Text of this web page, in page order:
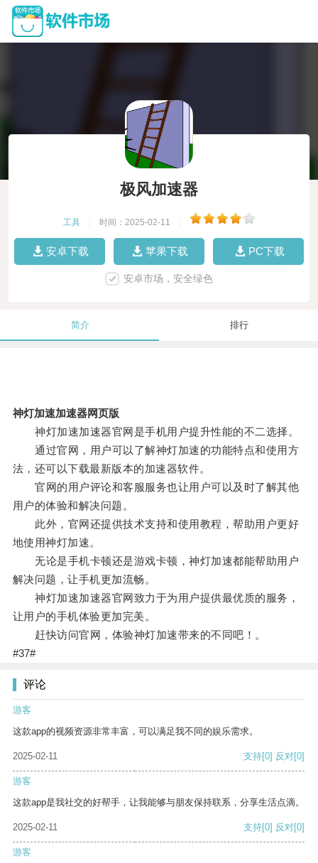
极风加速器
工具 时间：2025-02-11
安卓下载 苹果下载 PC下载
安卓市场，安全绿色
简介 排行
神灯加速加速器网页版
神灯加速加速器官网是手机用户提升性能的不二选择。
通过官网，用户可以了解神灯加速的功能特点和使用方
法，还可以下载最新版本的加速器软件。
官网的用户评论和客服服务也让用户可以及时了解其他
用户的体验和解决问题。
此外，官网还提供技术支持和使用教程，帮助用户更好
地使用神灯加速。
无论是手机卡顿还是游戏卡顿，神灯加速都能帮助用户
解决问题，让手机更加流畅。
神灯加速加速器官网致力于为用户提供最优质的服务，
让用户的手机体验更加完美。
赶快访问官网，体验神灯加速带来的不同吧！。
#37#
评论
游客
这款app的视频资源非常丰富，可以满足我不同的娱乐需求。
2025-02-11 支持[0] 反对[0]
游客
这款app是我社交的好帮手，让我能够与朋友保持联系，分享生活点滴。
2025-02-11 支持[0] 反对[0]
游客